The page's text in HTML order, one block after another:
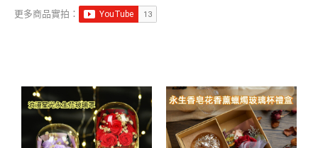
更多商品實拍：